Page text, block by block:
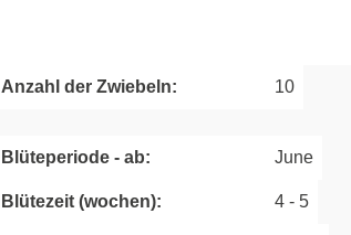
Anzahl der Zwiebeln: 10
Blüteperiode - ab: June
Blütezeit (wochen): 4 - 5